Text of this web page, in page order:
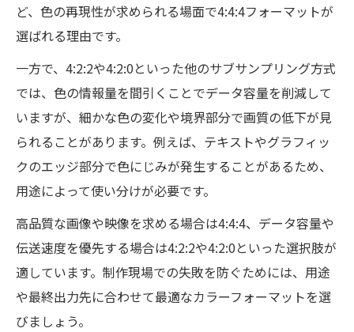
ど、色の再現性が求められる場面で4:4:4フォーマットが
選ばれる理由です。
一方で、4:2:2や4:2:0といった他のサブサンプリング方式
では、色の情報量を間引くことでデータ容量を削減して
いますが、細かな色の変化や境界部分で画質の低下が見
られることがあります。例えば、テキストやグラフィッ
クのエッジ部分で色にじみが発生することがあるため、
用途によって使い分けが必要です。
高品質な画像や映像を求める場合は4:4:4、データ容量や
伝送速度を優先する場合は4:2:2や4:2:0といった選択肢が
適しています。制作現場での失敗を防ぐためには、用途
や最終出力先に合わせて最適なカラーフォーマットを選
びましょう。